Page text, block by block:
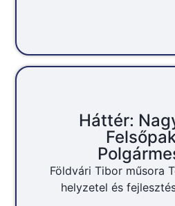
Háttér:
Földvári Tibor műsora
helyzetel és